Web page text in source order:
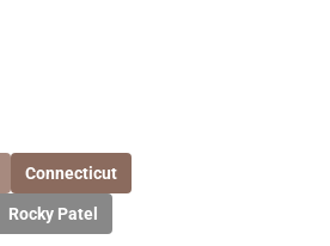
Connecticut
Rocky Patel